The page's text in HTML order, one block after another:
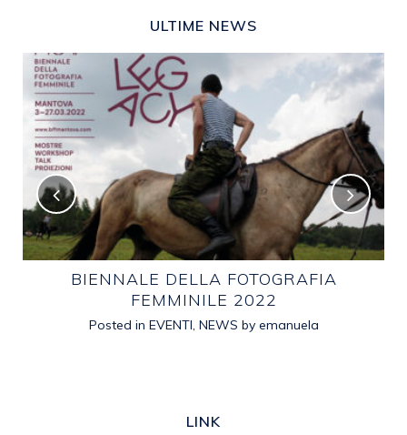
ULTIME NEWS
BIENNALE DELLA FOTOGRAFIA
FEMMINILE 2022
Posted in EVENTI, NEWS by emanuela
LINK